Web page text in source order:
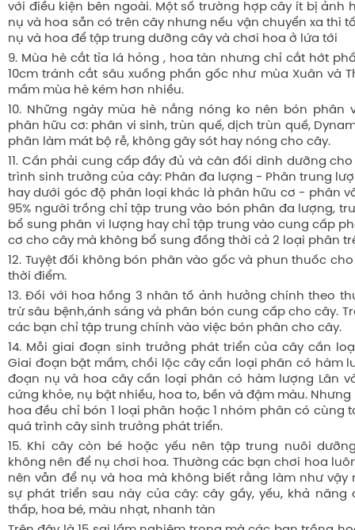
với điều kiện bên ngoài. Một số trường hợp cây ít bị ảnh
nụ và hoa sẵn có trên cây nhưng nếu vận chuyển xa thì
nụ và hoa để tập trung dưỡng cây và chơi hoa ở lứa tới
9. Mùa hè cắt tỉa lá hỏng , hoa tàn nhưng chỉ cắt hớt
10cm tránh cắt sâu xuống phần gốc như mùa Xuân và
mầm mùa hè kém hơn nhiều.
10. Những ngày mùa hè nắng nóng ko nên bón phân
phân hữu cơ: phân vi sinh, trùn quế, dịch trùn quế,
phân làm mát bộ rễ, không gây sót hay nóng cho cây.
11. Cần phải cung cấp đầy đủ và cân đối dinh dưỡng
trình sinh trưởng của cây: Phân đa lượng - Phân trung
hay dưới góc độ phân loại khác là phân hữu cơ - phân
95% người trồng chỉ tập trung vào bón phân đa lượng,
bổ sung phân vi lượng hay chỉ tập trung vào cung cấp
cơ cho cây mà không bổ sung đồng thời cả 2 loại phân
12. Tuyệt đối không bón phân vào gốc và phun thuốc
thời điểm.
13. Đối với hoa hồng 3 nhân tố ảnh hưởng chính theo
trừ sâu bệnh,ánh sáng và phân bón cung cấp cho cây.
các bạn chỉ tập trung chính vào việc bón phân cho cây.
14. Mỗi giai đoạn sinh trưởng phát triển của cây cần
Giai đoạn bật mầm, chồi lộc cây cần loại phân có hàm
đoạn nụ và hoa cây cần loại phân có hàm lượng Lân
cứng khỏe, nụ bật nhiều, hoa to, bền và đậm màu.
hoa đều chỉ bón 1 loại phân hoặc 1 nhóm phân có cùng
quá trình cây sinh trưởng phát triển.
15. Khi cây còn bé hoặc yếu nên tập trung nuôi
không nên để nụ chơi hoa. Thường các bạn chơi hoa
nên vẫn để nụ và hoa mà không biết rằng làm như vậy
sự phát triển sau này của cây: cây gầy, yếu, khả năng
thấp, hoa bé, màu nhạt, nhanh tàn